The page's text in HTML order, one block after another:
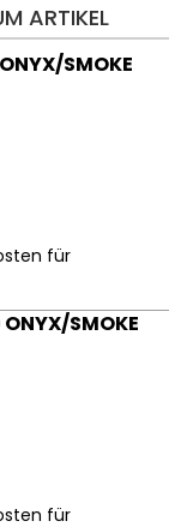
ARTIKEL
SMOKE
für
SMOKE
für